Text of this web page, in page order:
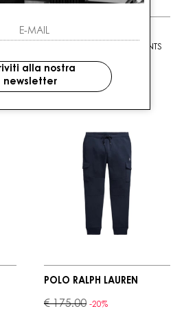
PATAGONIA
OUTDOOR EVERYDAY PANTS
€ 120.00 -20%
€ 96.00
POLO RALPH LAUREN
€ 175.00 -20%
alla nostra
newsletter